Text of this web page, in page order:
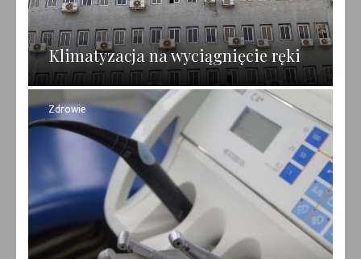
Klimatyzacja na wyciągnięcie ręki
Zdrowie